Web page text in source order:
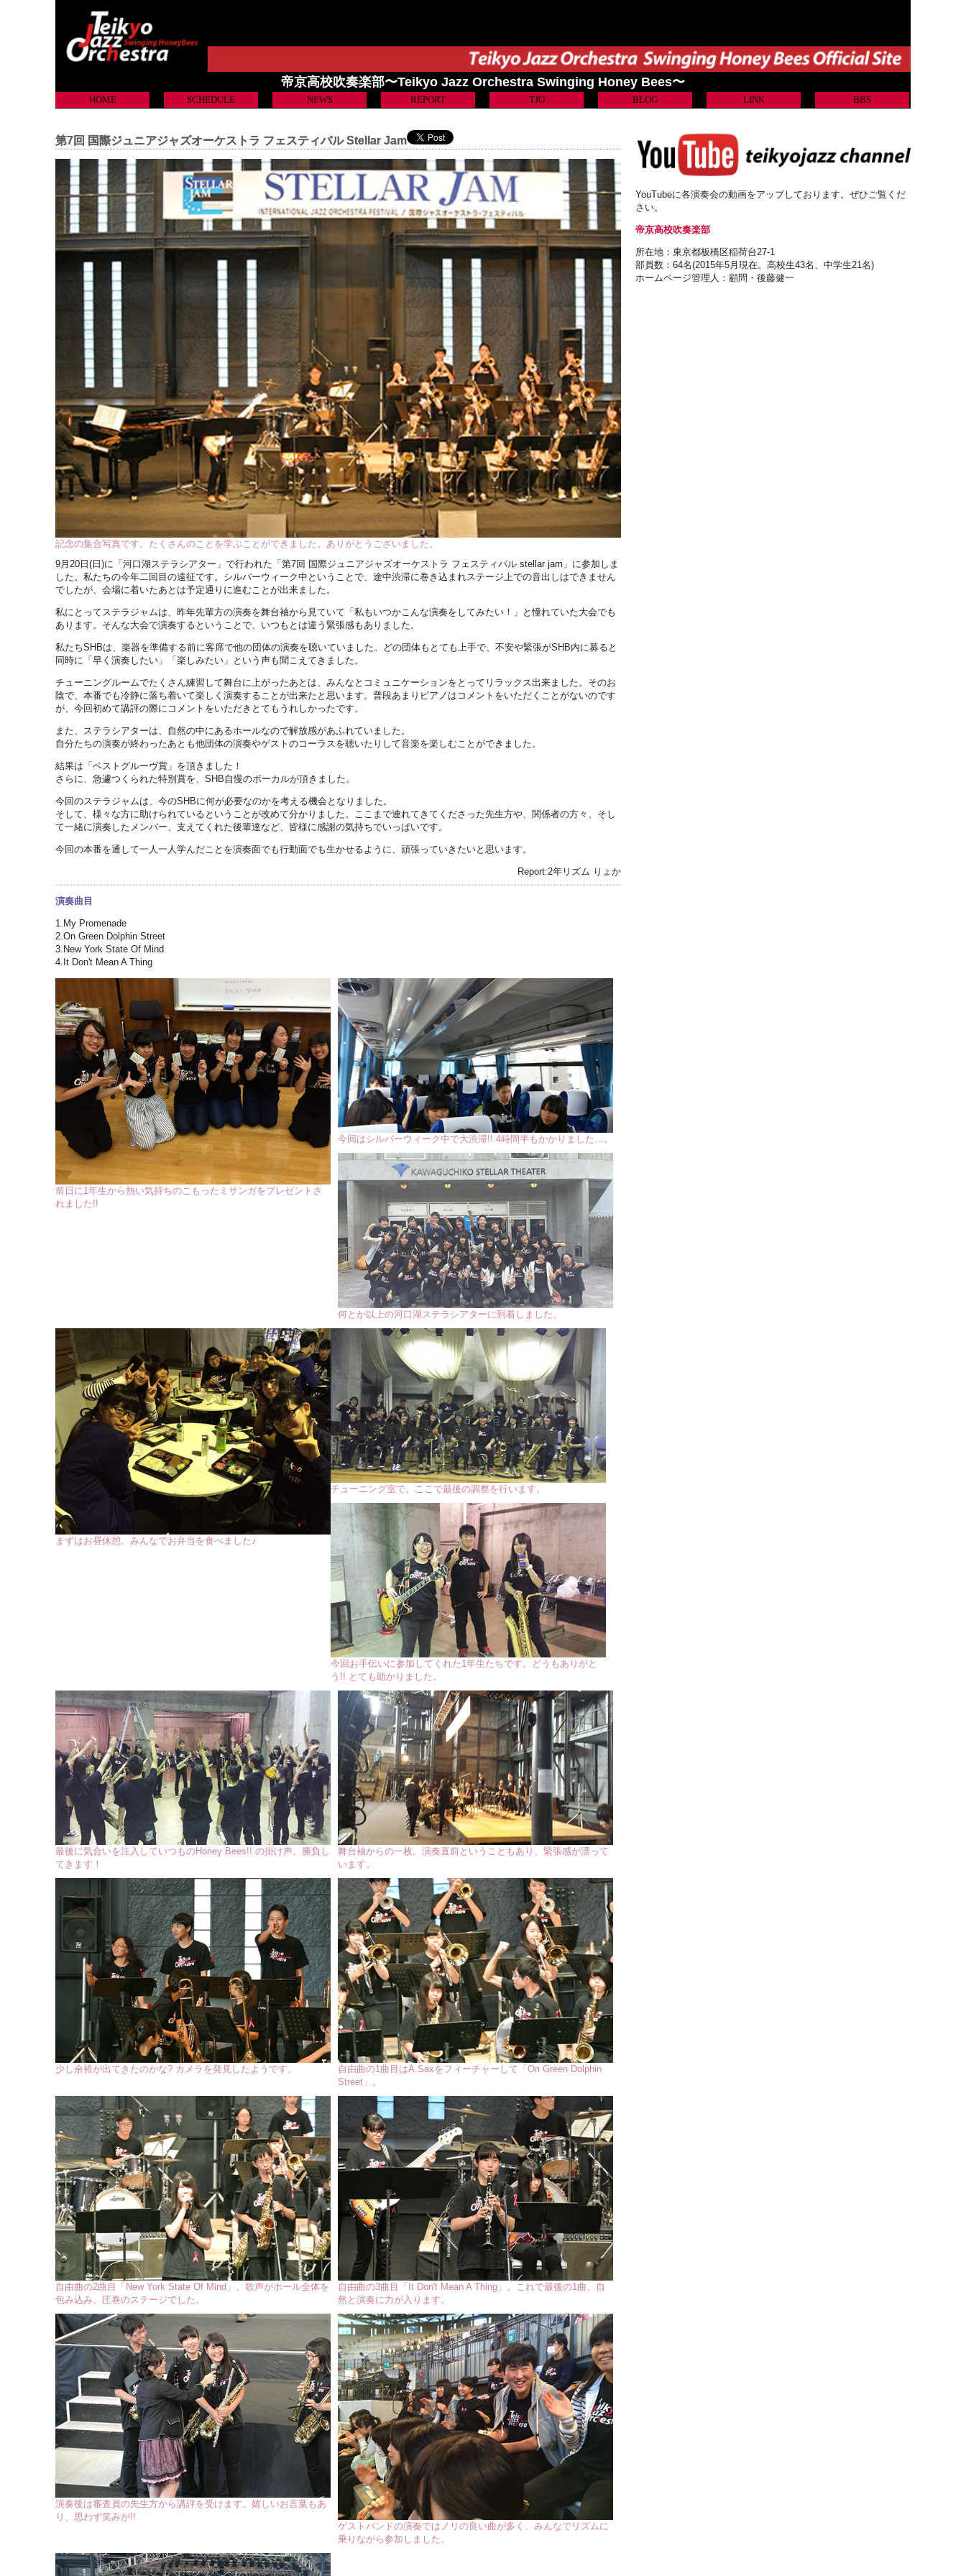
帝京高校吹奏楽部〜Teikyo Jazz Orchestra Swinging Honey Bees〜
HOME SCHEDULE NEWS REPORT TJO BLOG LINK BBS
第7回 国際ジュニアジャズオーケストラ フェスティバル Stellar Jam
記念の集合写真です。たくさんのことを学ぶことができました。ありがとうございました。
9月20日(日)に「河口湖ステラシアター」で行われた「第7回 国際ジュニアジャズオーケストラ フェスティバル stellar jam」に参加しま
した。私たちの今年二回目の遠征です。シルバーウィーク中ということで、途中渋滞に巻き込まれステージ上での音出しはできません
でしたが、会場に着いたあとは予定通りに進むことが出来ました。
私にとってステラジャムは、昨年先輩方の演奏を舞台袖から見ていて「私もいつかこんな演奏をしてみたい！」と憧れていた大会でも
あります。そんな大会で演奏するということで、いつもとは違う緊張感もありました。
私たちSHBは、楽器を準備する前に客席で他の団体の演奏を聴いていました。どの団体もとても上手で、不安や緊張がSHB内に募ると
同時に「早く演奏したい」「楽しみたい」という声も聞こえてきました。
チューニングルームでたくさん練習して舞台に上がったあとは、みんなとコミュニケーションをとってリラックス出来ました。そのお
陰で、本番でも冷静に落ち着いて楽しく演奏することが出来たと思います。普段あまりピアノはコメントをいただくことがないのです
が、今回初めて講評の際にコメントをいただきとてもうれしかったです。
また、ステラシアターは、自然の中にあるホールなので解放感があふれていました。
自分たちの演奏が終わったあとも他団体の演奏やゲストのコーラスを聴いたりして音楽を楽しむことができました。
結果は「ベストグルーヴ賞」を頂きました！
さらに、急遽つくられた特別賞を、SHB自慢のボーカルが頂きました。
今回のステラジャムは、今のSHBに何が必要なのかを考える機会となりました。
そして、様々な方に助けられているということが改めて分かりました。ここまで連れてきてくださった先生方や、関係者の方々、そし
て一緒に演奏したメンバー、支えてくれた後輩達など、皆様に感謝の気持ちでいっぱいです。
今回の本番を通して一人一人学んだことを演奏面でも行動面でも生かせるように、頑張っていきたいと思います。
Report:2年リズム りょか
演奏曲目
1.My Promenade
2.On Green Dolphin Street
3.New York State Of Mind
4.It Don't Mean A Thing
前日に1年生から熱い気持ちのこもったミサンガをプレゼントさ
れました!!
今回はシルバーウィーク中で大渋滞!! 4時間半もかかりました…。
何とか以上の河口湖ステラシアターに到着しました。
まずはお昼休憩。みんなでお弁当を食べました♪
チューニング室で。ここで最後の調整を行います。
今回お手伝いに参加してくれた1年生たちです。どうもありがと
う!! とても助かりました。
最後に気合いを注入していつものHoney Bees!! の掛け声。勝負し
てきます！
舞台袖からの一枚。演奏直前ということもあり、緊張感が漂って
います。
少し余裕が出てきたのかな? カメラを発見したようです。
自由曲の1曲目はA.Saxをフィーチャーして「On Green Dolphin
Street」。
自由曲の2曲目「New York State Of Mind」。歌声がホール全体を
包み込み、圧巻のステージでした。
自由曲の3曲目「It Don't Mean A Thing」。これで最後の1曲。自
然と演奏に力が入ります。
演奏後は審査員の先生方から講評を受けます。嬉しいお言葉もあ
り、思わず笑みが!!
ゲストバンドの演奏ではノリの良い曲が多く、みんなでリズムに
乗りながら参加しました。
YouTubeに各演奏会の動画をアップしております。ぜひご覧くだ
さい。
帝京高校吹奏楽部
所在地：東京都板橋区稲荷台27-1
部員数：64名(2015年5月現在。高校生43名、中学生21名)
ホームページ管理人：顧問・後藤健一